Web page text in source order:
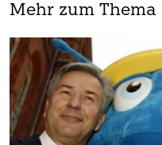
Mehr zum Thema